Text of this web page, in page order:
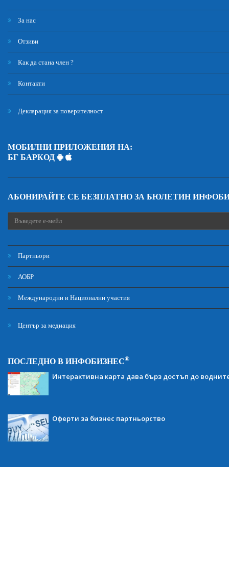
За нас
Отзиви
Как да стана член ?
Контакти
Декларация за поверителност
МОБИЛНИ ПРИЛОЖЕНИЯ НА:
БГ БАРКОД
АБОНИРАЙТЕ СЕ БЕЗПЛАТНО ЗА БЮЛЕТИН
Партньори
АОБР
Международни и Национални участия
Център за медиация
ПОСЛЕДНО В ИНФОБИЗНЕС®
Интерактивна карта дава бърз достъп до
Оферти за бизнес партньорство